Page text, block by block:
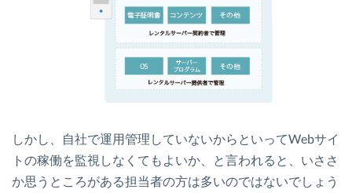
しかし、自社で運用管理していないからといってWebサイ
トの稼働を監視しなくてもよいか、と言われると、いささ
か思うところがある担当者の方は多いのではないでしょう